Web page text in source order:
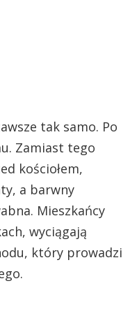
tak samo. Po
Zamiast tego
kościołem,
a barwny
Mieszkańcy
wyciągają
który prowadzi